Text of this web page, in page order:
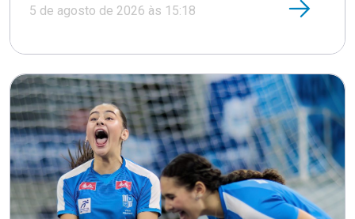
5 de agosto de 2026 às 15:18